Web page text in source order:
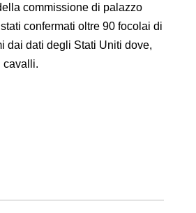
commissione di palazzo
confermati oltre 90 focolai di
dai dati degli Stati Uniti dove,
cavalli.